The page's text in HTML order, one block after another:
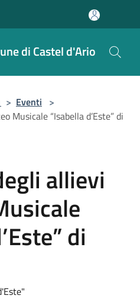
di Castel d'Ario
> Eventi >
Musicale “Isabella d’Este” di
allievi
di